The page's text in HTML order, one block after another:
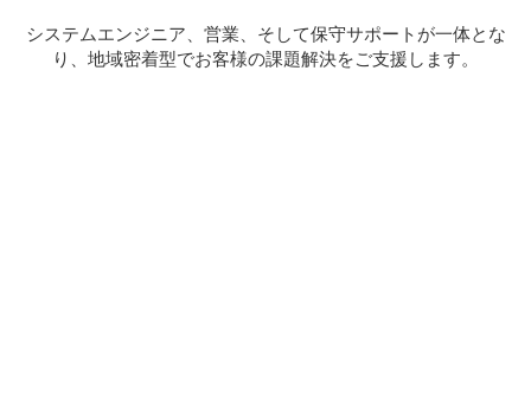
システムエンジニア、営業、そして保守サポートが一体とな
り、地域密着型でお客様の課題解決をご支援します。